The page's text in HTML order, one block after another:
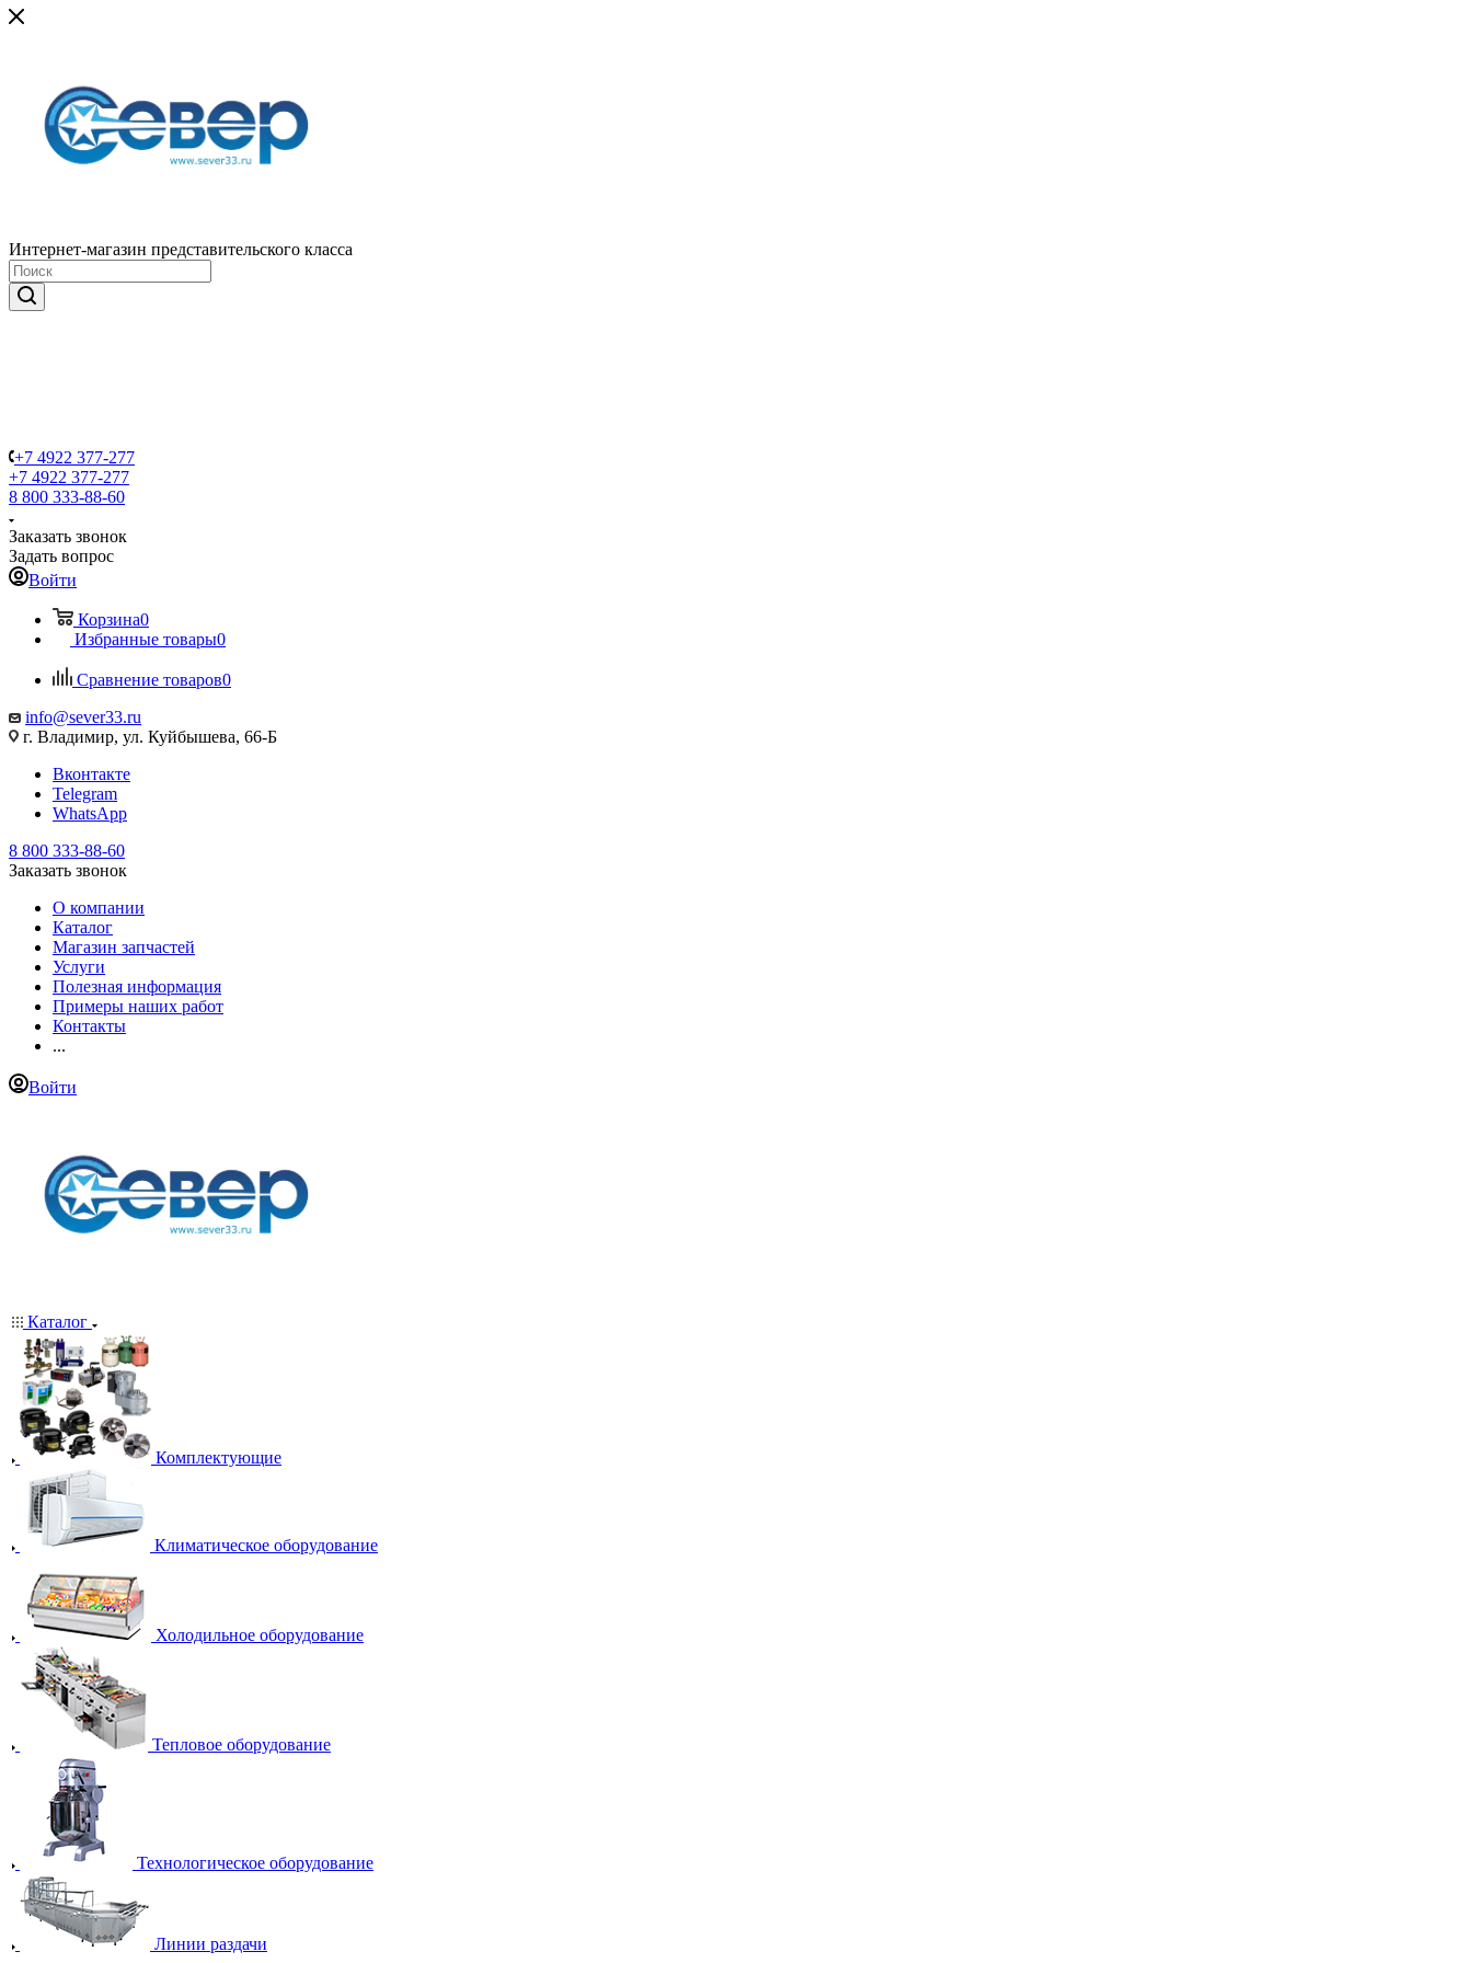
Интернет-магазин представительского класса
+7 4922 377-277
+7 4922 377-277
8 800 333-88-60
Заказать звонок
Задать вопрос
Войти
Корзина0
Избранные товары0
Сравнение товаров0
info@sever33.ru
г. Владимир, ул. Куйбышева, 66-Б
Вконтакте
Telegram
WhatsApp
8 800 333-88-60
Заказать звонок
О компании
Каталог
Магазин запчастей
Услуги
Полезная информация
Примеры наших работ
Контакты
...
Войти
Каталог
Комплектующие
Климатическое оборудование
Холодильное оборудование
Тепловое оборудование
Технологическое оборудование
Линии раздачи